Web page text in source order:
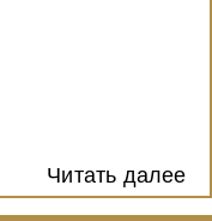
Читать далее